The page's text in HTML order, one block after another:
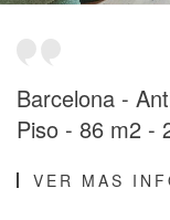
Barcelona -
Piso - 86 m2 -
VER MAS